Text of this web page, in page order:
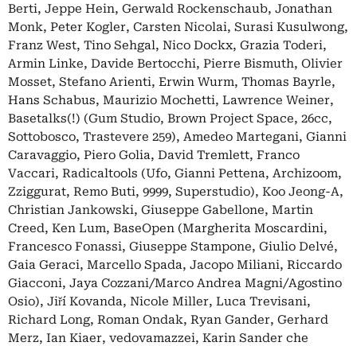
Berti, Jeppe Hein, Gerwald Rockenschaub, Jonathan
Monk, Peter Kogler, Carsten Nicolai, Surasi Kusulwong,
Franz West, Tino Sehgal, Nico Dockx, Grazia Toderi,
Armin Linke, Davide Bertocchi, Pierre Bismuth, Olivier
Mosset, Stefano Arienti, Erwin Wurm, Thomas Bayrle,
Hans Schabus, Maurizio Mochetti, Lawrence Weiner,
Basetalks(!) (Gum Studio, Brown Project Space, 26cc,
Sottobosco, Trastevere 259), Amedeo Martegani, Gianni
Caravaggio, Piero Golia, David Tremlett, Franco
Vaccari, Radicaltools (Ufo, Gianni Pettena, Archizoom,
Zziggurat, Remo Buti, 9999, Superstudio), Koo Jeong-A,
Christian Jankowski, Giuseppe Gabellone, Martin
Creed, Ken Lum, BaseOpen (Margherita Moscardini,
Francesco Fonassi, Giuseppe Stampone, Giulio Delvé,
Gaia Geraci, Marcello Spada, Jacopo Miliani, Riccardo
Giacconi, Jaya Cozzani/Marco Andrea Magni/Agostino
Osio), Jiří Kovanda, Nicole Miller, Luca Trevisani,
Richard Long, Roman Ondak, Ryan Gander, Gerhard
Merz, Ian Kiaer, vedovamazzei, Karin Sander che